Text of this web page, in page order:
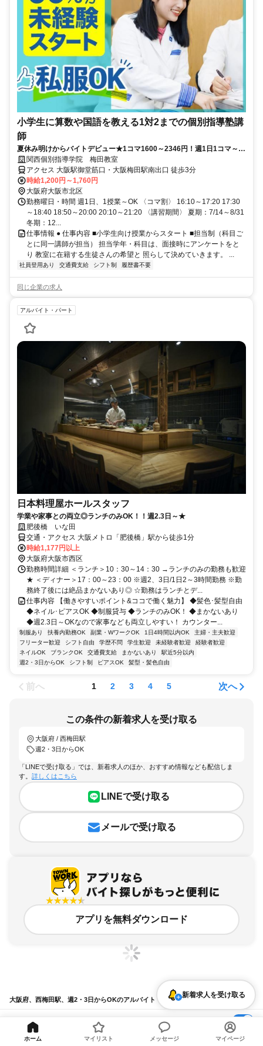
小学生に算数や国語を教える1対2までの個別指導塾講
師
夏休み明けからバイトデビュー★1コマ1600～2346円！週1日1コマ～私
服でok◎
関西個別指導学院 梅田教室
アクセス 大阪駅御堂筋口・大阪梅田駅南出口 徒歩3分
時給1,200円～1,760円
大阪府大阪市北区
勤務曜日・時間 週1日、1授業～OK 〈コマ割〉 16:10～17:20 17:30
～18:40 18:50～20:00 20:10～21:20 〈講習期間〉 夏期：7/14～8/31
冬期：12...
仕事情報 ● 仕事内容 ■小学生向け授業からスタート ■担当制（科目ご
とに同一講師が担当） 担当学年・科目は、面接時にアンケートをと
り 教室に在籍する生徒さんの希望と 照らして決めていきます。 ...
社員登用あり 交通費支給 シフト制 履歴書不要
同じ企業の求人
アルバイト・パート
日本料理屋ホールスタッフ
学業や家事との両立◎ランチのみOK！！週2.3日～★
肥後橋 いな田
交通・アクセス 大阪メトロ「肥後橋」駅から徒歩1分
時給1,177円以上
大阪府大阪市西区
勤務時間詳細 ＜ランチ＞10：30～14：30 →ランチのみの勤務も歓迎
★ ＜ディナー＞17：00～23：00 ※週2、3日/1日2～3時間勤務 ※勤
務終了後には絶品まかないあり◎ ☆勤務はランチとデ...
仕事内容 【働きやすいポイント&ココで働く魅力】 ◆髪色･髪型自由
◆ネイル･ピアスOK ◆制服貸与 ◆ランチのみOK！ ◆まかないあり
◆週2.3日～OKなので家事なども両立しやすい！ カウンター...
制服あり 扶養内勤務OK 副業・WワークOK 1日4時間以内OK
主婦・主夫歓迎
フリーター歓迎
シフト自由 学歴不問 学生歓迎 未経験者歓迎
経験者歓迎
ネイルOK
ブランクOK 交通費支給 まかないあり
駅近5分以内
週2・3日からOK
シフト制 ピアスOK 髪型・髪色自由
前へ 1 2 3 4 5 次へ
この条件の新着求人を受け取る
大阪府 / 西梅田駅
週2・3日からOK
「LINEで受け取る」では、新着求人のほか、おすすめ情報なども配信しま
す。 詳しくはこちら
LINEで受け取る
メールで受け取る
アプリを無料ダウンロード
大阪府、西梅田駅、週2・3日からOKのアルバイト・バイト求人情報
求人の詳細を表示
条件を追加・変更して検索
新着求人を受け取る
ホーム マイリスト メッセージ マイページ